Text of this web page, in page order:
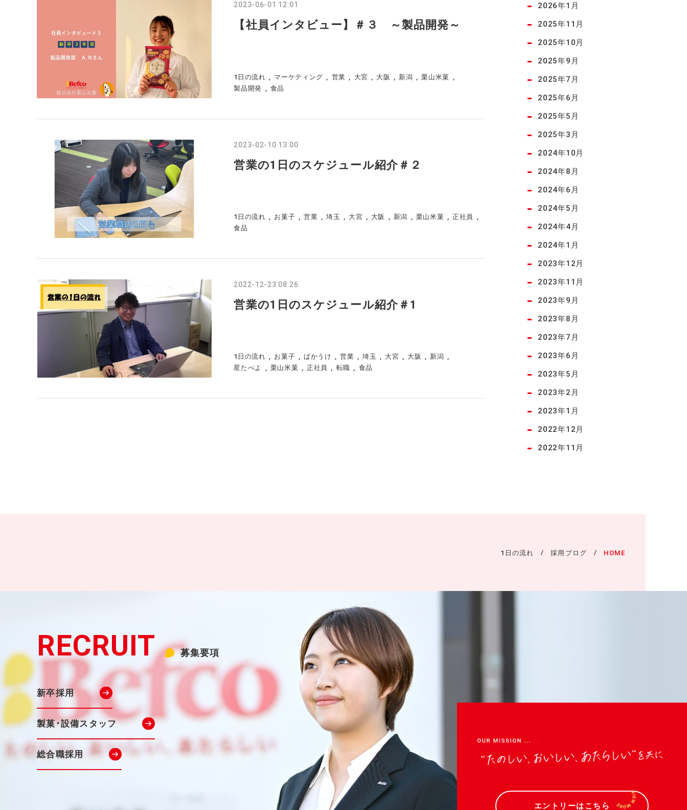
2023-06-01 12:01
【社員インタビュー】＃３ ～製品開発～
1日の流れ マーケティング 営業 大宮 大阪 新潟
栗山米菓
製品開発
食品
2023-02-10 13:00
営業の1日のスケジュール紹介＃２
1日の流れ お菓子 営業 埼玉 大宮 大阪 新潟 栗山米菓
正社員
食品
2022-12-23 08:26
営業の1日のスケジュール紹介＃1
1日の流れ お菓子 ばかうけ 営業 埼玉 大宮 大阪
新潟
星たべよ
栗山米菓 正社員 転職 食品
2026年1月
2025年11月
2025年10月
2025年9月
2025年7月
2025年6月
2025年5月
2025年3月
2024年10月
2024年8月
2024年6月
2024年5月
2024年4月
2024年1月
2023年12月
2023年11月
2023年9月
2023年8月
2023年7月
2023年6月
2023年5月
2023年2月
2023年1月
2022年12月
2022年11月
1日の流れ 採用ブログ HOME
募集要項
新卒採用
製菓･設備スタッフ
総合職採用
エントリーはこちら